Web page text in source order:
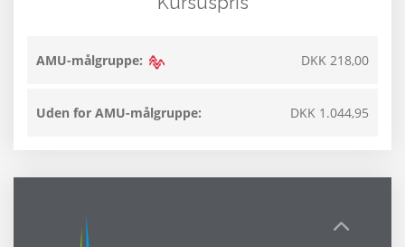
AMU-målgruppe: DKK 218,00
Uden for AMU-målgruppe: DKK 1.044,95